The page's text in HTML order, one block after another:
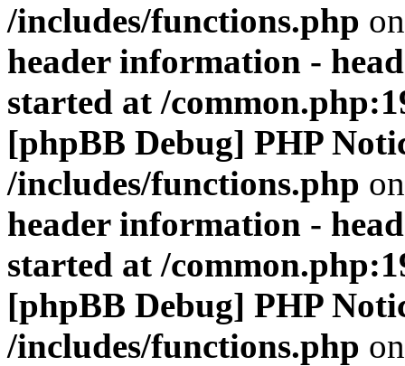
/includes/functions.php
header information -
started at /
[phpBB Debug] PHP
/includes/functions.php
header information -
started at /
[phpBB Debug] PHP
/includes/functions.php